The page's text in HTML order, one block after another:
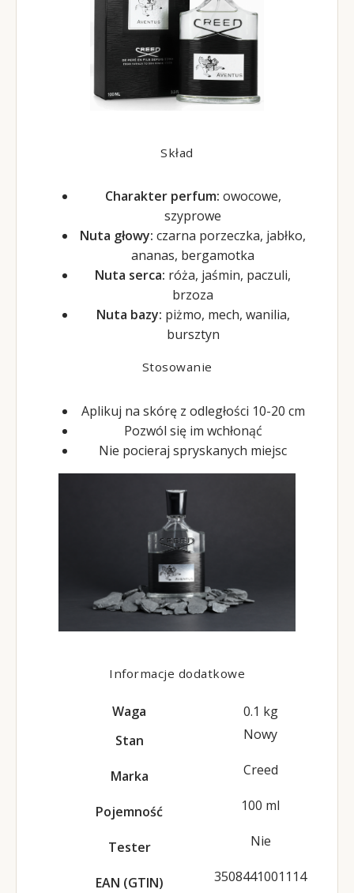
Skład
Charakter perfum: owocowe,
szyprowe
Nuta głowy: czarna porzeczka, jabłko,
ananas, bergamotka
Nuta serca: róża, jaśmin, paczuli,
brzoza
Nuta bazy: piżmo, mech, wanilia,
bursztyn
Stosowanie
Aplikuj na skórę z odległości 10-20 cm
Pozwól się im wchłonąć
Nie pocieraj spryskanych miejsc
Informacje dodatkowe
Waga
0.1 kg
Stan
Nowy
Marka Creed
Pojemność 100 ml
Tester Nie
EAN (GTIN) 3508441001114